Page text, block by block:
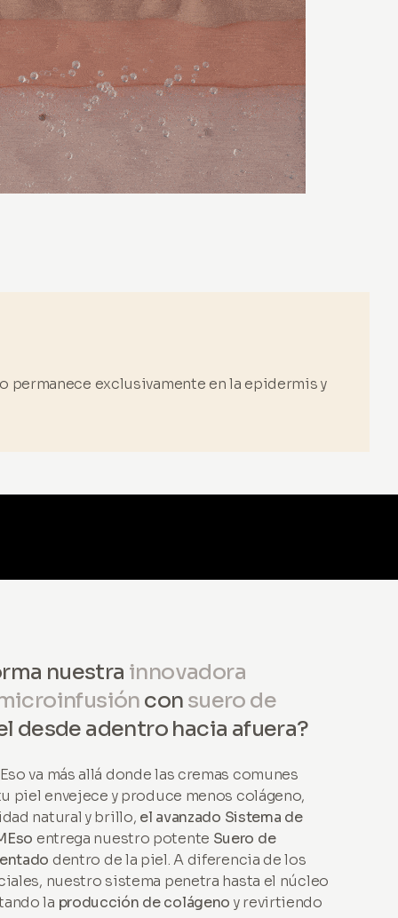
permanece exclusivamente en la epidermis y
nuestra innovadora
con suero de
desde adentro hacia afuera?
va más allá donde las cremas comunes
piel envejece y produce menos colágeno,
natural y brillo, el avanzado Sistema de
entrega nuestro potente Suero de
dentro de la piel. A diferencia de los
nuestro sistema penetra hasta el núcleo
la producción de colágeno y revirtiendo